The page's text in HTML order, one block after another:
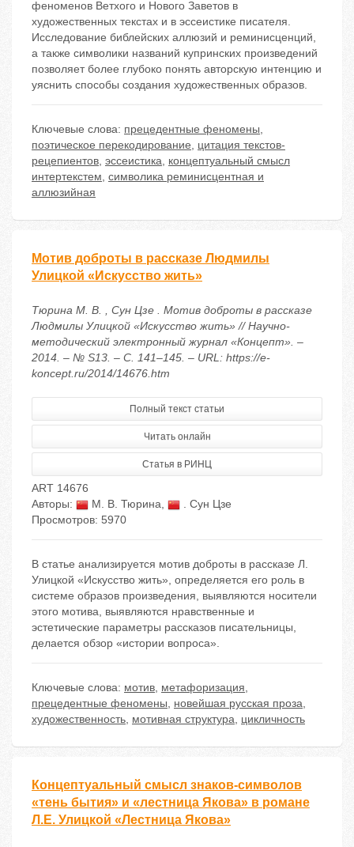
феноменов Ветхого и Нового Заветов в
художественных текстах и в эссеистике писателя.
Исследование библейских аллюзий и реминисценций,
а также символики названий купринских произведений
позволяет более глубоко понять авторскую интенцию и
уяснить способы создания художественных образов.
Ключевые слова: прецедентные феномены,
поэтическое перекодирование, цитация текстов-
рецепиентов, эссеистика, концептуальный смысл
интертекстем, символика реминисцентная и
аллюзийная
Мотив доброты в рассказе Людмилы
Улицкой «Искусство жить»
Тюрина М. В. , Сун Цзе . Мотив доброты в рассказе
Людмилы Улицкой «Искусство жить» // Научно-
методический электронный журнал «Концепт». –
2014. – № S13. – С. 141–145. – URL: https://e-
koncept.ru/2014/14676.htm
Полный текст статьи
Читать онлайн
Статья в РИНЦ
ART 14676
Авторы:
М. В. Тюрина,
. Сун Цзе
Просмотров: 5970
В статье анализируется мотив доброты в рассказе Л.
Улицкой «Искусство жить», определяется его роль в
системе образов произведения, выявляются носители
этого мотива, выявляются нравственные и
эстетические параметры рассказов писательницы,
делается обзор «истории вопроса».
Ключевые слова: мотив, метафоризация,
прецедентные феномены, новейшая русская проза,
художественность, мотивная структура, цикличность
Концептуальный смысл знаков-символов
«тень бытия» и «лестница Якова» в романе
Л.Е. Улицкой «Лестница Якова»